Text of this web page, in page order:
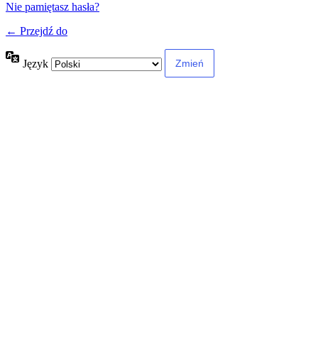
Nie pamiętasz hasła?
← Przejdź do
Język